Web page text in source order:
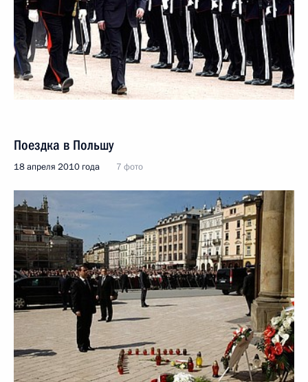
Поездка в Польшу
18 апреля 2010 года 7 фото